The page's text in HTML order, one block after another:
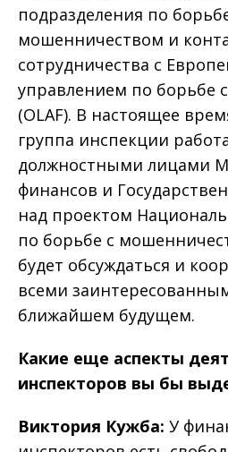
подразделения по
мошенничеством и
сотрудничества с
управлением по борьбе
(OLAF). В настоящее
группа инспекции
должностными лицами
финансов и
над проектом
по борьбе с
будет обсуждаться и
всеми
ближайшем будущем.
Какие еще аспекты
инспекторов вы бы
Виктория Кужба: У